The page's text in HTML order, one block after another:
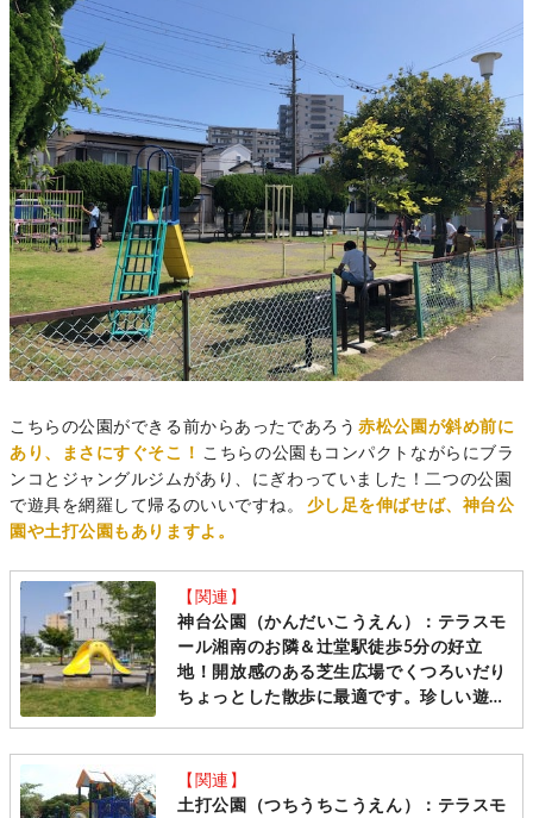
こちらの公園ができる前からあったであろう 赤松公園が斜め前に
あり、まさにすぐそこ！ こちらの公園もコンパクトながらにブラ
ンコとジャングルジムがあり、にぎわっていました！二つの公園
で遊具を網羅して帰るのいいですね。
少し足を伸ばせば、神台公
園や土打公園もありますよ。
【関連】
神台公園（かんだいこうえん）：テラスモ
ール湘南のお隣＆辻堂駅徒歩5分の好立
地！開放感のある芝生広場でくつろいだり
ちょっとした散歩に最適です。珍しい遊具
【関連】
土打公園（つちうちこうえん）：テラスモ